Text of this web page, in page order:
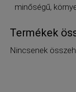
minőségű,
Termékek
Nincsenek